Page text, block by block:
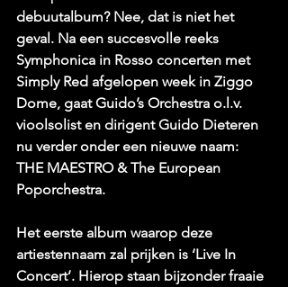
debuutalbum? Nee, dat is niet het
geval. Na een succesvolle reeks
Symphonica in Rosso concerten met
Simply Red afgelopen week in Ziggo
Dome, gaat Guido’s Orchestra o.l.v.
vioolsolist en dirigent Guido Dieteren
nu verder onder een nieuwe naam:
THE MAESTRO & The European
Poporchestra.
Het eerste album waarop deze
artiestennaam zal prijken is ‘Live In
Concert’. Hierop staan bijzonder fraaie